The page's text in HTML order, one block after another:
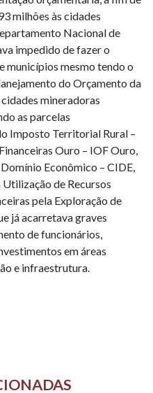
milhões às cidades
Nacional de
impedido de fazer o
municípios mesmo tendo o
do Orçamento da
mineradoras
as parcelas
Imposto Territorial Rural –
Ouro – IOF Ouro,
Econômico – CIDE,
de Recursos
pela Exploração de
já acarretava graves
de funcionários,
em áreas
e infraestrutura.